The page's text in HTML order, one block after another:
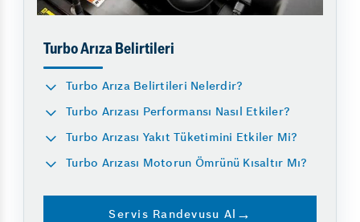
Turbo Arıza Belirtileri
Turbo Arıza Belirtileri Nelerdir?
Turbo Arızası Performansı Nasıl Etkiler?
Turbo Arızası Yakıt Tüketimini Etkiler Mi?
Turbo Arızası Motorun Ömrünü Kısaltır Mı?
Servis Randevusu Al